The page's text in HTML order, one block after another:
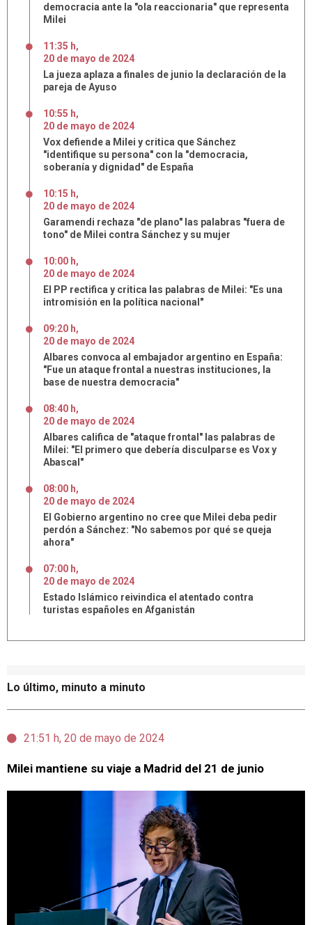
Lo último, minuto a minuto
21:51 h, 20 de mayo de 2024
Milei mantiene su viaje a Madrid del 21 de junio
democracia ante la "ola reaccionaria" que representa
Milei
11:35 h,
20 de mayo de 2024
La jueza aplaza a finales de junio la declaración de la
pareja de Ayuso
10:55 h,
20 de mayo de 2024
Vox defiende a Milei y critica que Sánchez
"identifique su persona" con la "democracia,
soberanía y dignidad" de España
10:15 h,
20 de mayo de 2024
Garamendi rechaza "de plano" las palabras "fuera de
tono" de Milei contra Sánchez y su mujer
10:00 h,
20 de mayo de 2024
El PP rectifica y critica las palabras de Milei: "Es una
intromisión en la política nacional"
09:20 h,
20 de mayo de 2024
Albares convoca al embajador argentino en España:
"Fue un ataque frontal a nuestras instituciones, la
base de nuestra democracia"
08:40 h,
20 de mayo de 2024
Albares califica de "ataque frontal" las palabras de
Milei: "El primero que debería disculparse es Vox y
Abascal"
08:00 h,
20 de mayo de 2024
El Gobierno argentino no cree que Milei deba pedir
perdón a Sánchez: "No sabemos por qué se queja
ahora"
07:00 h,
20 de mayo de 2024
Estado Islámico reivindica el atentado contra
turistas españoles en Afganistán